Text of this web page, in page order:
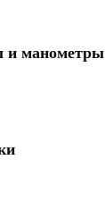
и манометры